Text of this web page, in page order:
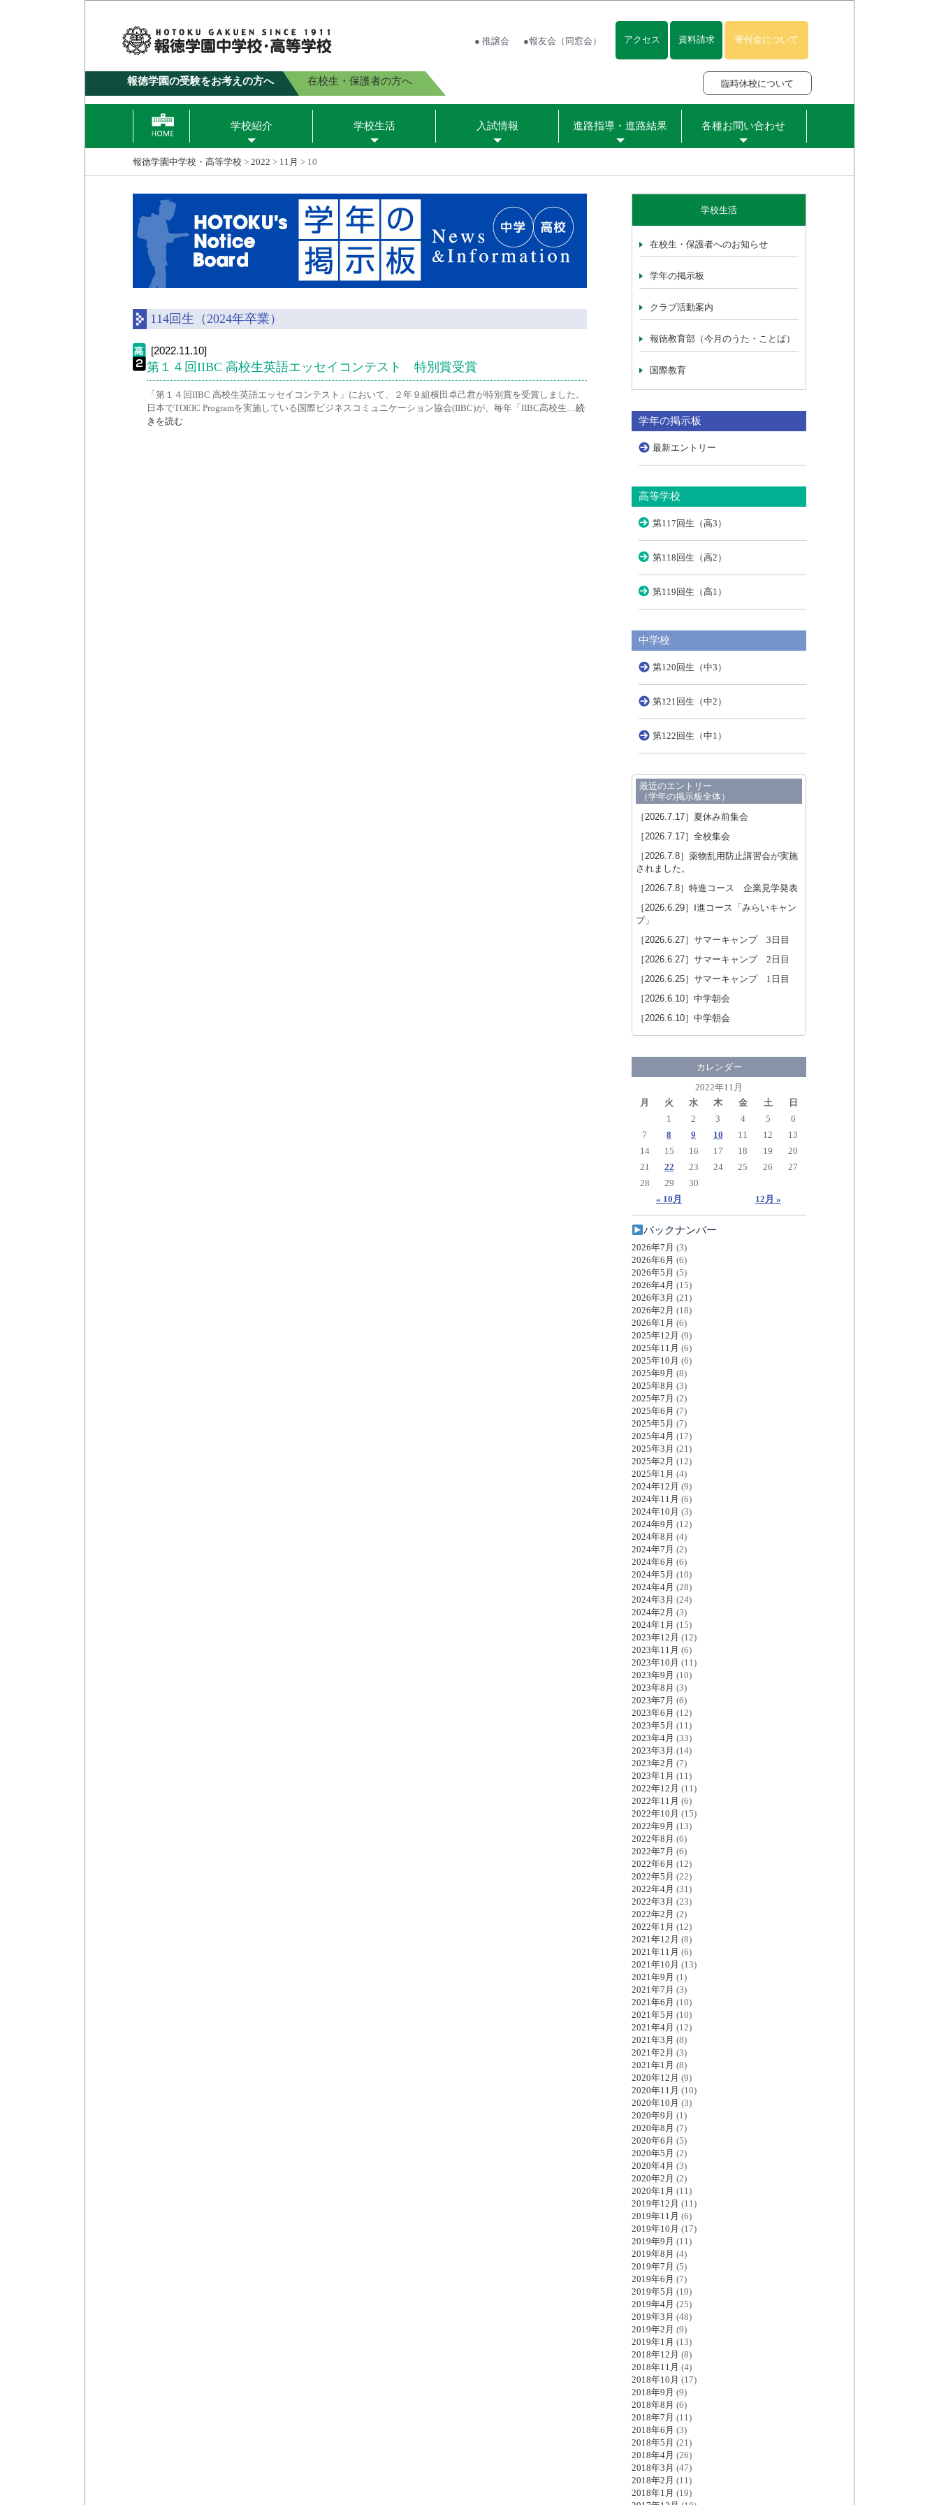
● 推譲会 ●報友会（同窓会） アクセス 資料請求 寄付金について
報徳学園の受験をお考えの方へ 在校生・保護者の方へ 臨時休校について
学校紹介 学校生活 入試情報 進路指導・進路結果 各種お問い合わせ
報徳学園中学校・高等学校 > 2022 > 11月 > 10
114回生（2024年卒業）
[2022.11.10]
第１４回IIBC 高校生英語エッセイコンテスト 特別賞受賞
「第１４回IIBC 高校生英語エッセイコンテスト」において、２年９組横田卓己君が特別賞を受賞しました。
日本でTOEIC Programを実施している国際ビジネスコミュニケーション協会(IIBC)が、毎年「IIBC高校生…続
きを読む
学校生活
在校生・保護者へのお知らせ
学年の掲示板
クラブ活動案内
報徳教育部（今月のうた・ことば）
国際教育
学年の掲示板
最新エントリー
高等学校
第117回生（高3）
第118回生（高2）
第119回生（高1）
中学校
第120回生（中3）
第121回生（中2）
第122回生（中1）
最近のエントリー
（学年の掲示板全体）
［2026.7.17］ 夏休み前集会
［2026.7.17］ 全校集会
［2026.7.8］ 薬物乱用防止講習会が実施
されました。
［2026.7.8］ 特進コース 企業見学発表
［2026.6.29］ Ⅰ進コース「みらいキャン
プ」
［2026.6.27］ サマーキャンプ 3日目
［2026.6.27］ サマーキャンプ 2日目
［2026.6.25］ サマーキャンプ 1日目
［2026.6.10］ 中学朝会
［2026.6.10］ 中学朝会
カレンダー
2022年11月
月
火 水 木 金 土 日
« 10月 12月 »
1 2 3 4 5
6
7
8 9 10 11 12
13
14
15 16 17 18 19
20
21
22 23 24 25 26
27
28
29 30
バックナンバー
2026年7月 (3)
2026年6月 (6)
2026年5月 (5)
2026年4月 (15)
2026年3月 (21)
2026年2月 (18)
2026年1月 (6)
2025年12月 (9)
2025年11月 (6)
2025年10月 (6)
2025年9月 (8)
2025年8月 (3)
2025年7月 (2)
2025年6月 (7)
2025年5月 (7)
2025年4月 (17)
2025年3月 (21)
2025年2月 (12)
2025年1月 (4)
2024年12月 (9)
2024年11月 (6)
2024年10月 (3)
2024年9月 (12)
2024年8月 (4)
2024年7月 (2)
2024年6月 (6)
2024年5月 (10)
2024年4月 (28)
2024年3月 (24)
2024年2月 (3)
2024年1月 (15)
2023年12月 (12)
2023年11月 (6)
2023年10月 (11)
2023年9月 (10)
2023年8月 (3)
2023年7月 (6)
2023年6月 (12)
2023年5月 (11)
2023年4月 (33)
2023年3月 (14)
2023年2月 (7)
2023年1月 (11)
2022年12月 (11)
2022年11月 (6)
2022年10月 (15)
2022年9月 (13)
2022年8月 (6)
2022年7月 (6)
2022年6月 (12)
2022年5月 (22)
2022年4月 (31)
2022年3月 (23)
2022年2月 (2)
2022年1月 (12)
2021年12月 (8)
2021年11月 (6)
2021年10月 (13)
2021年9月 (1)
2021年7月 (3)
2021年6月 (10)
2021年5月 (10)
2021年4月 (12)
2021年3月 (8)
2021年2月 (3)
2021年1月 (8)
2020年12月 (9)
2020年11月 (10)
2020年10月 (3)
2020年9月 (1)
2020年8月 (7)
2020年6月 (5)
2020年5月 (2)
2020年4月 (3)
2020年2月 (2)
2020年1月 (11)
2019年12月 (11)
2019年11月 (6)
2019年10月 (17)
2019年9月 (11)
2019年8月 (4)
2019年7月 (5)
2019年6月 (7)
2019年5月 (19)
2019年4月 (25)
2019年3月 (48)
2019年2月 (9)
2019年1月 (13)
2018年12月 (8)
2018年11月 (4)
2018年10月 (17)
2018年9月 (9)
2018年8月 (6)
2018年7月 (11)
2018年6月 (3)
2018年5月 (21)
2018年4月 (26)
2018年3月 (47)
2018年2月 (11)
2018年1月 (19)